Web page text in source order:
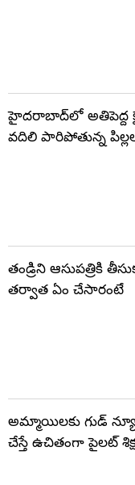
హైదరాబాద్‌లో అతిపెద్ద
వదిలి పారిపోతున్న
తండ్రిని ఆసుపత్రికి
తర్వాత ఏం చేసారంటే
అమ్మాయిలకు గుడ్
చేస్తే ఉచితంగా పైలట్